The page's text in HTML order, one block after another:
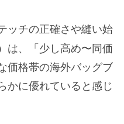
ッチの正確さや縫い始
は、「少し高め〜同価
価格帯の海外バッグブ
かに優れていると感じ